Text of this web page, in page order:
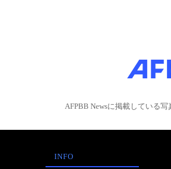
AFPBB Newsに掲載している
INFO